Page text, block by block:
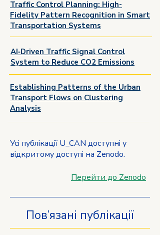
Traffic Control Planning: High-
Fidelity Pattern Recognition in Smart
Transportation Systems
AI‑Driven Traffic Signal Control
System to Reduce CO2 Emissions
Establishing Patterns of the Urban
Transport Flows on Clustering
Analysis
Усі публікації U_CAN доступні у
відкритому доступі на Zenodo.
Перейти до Zenodo
Пов’язані публікації